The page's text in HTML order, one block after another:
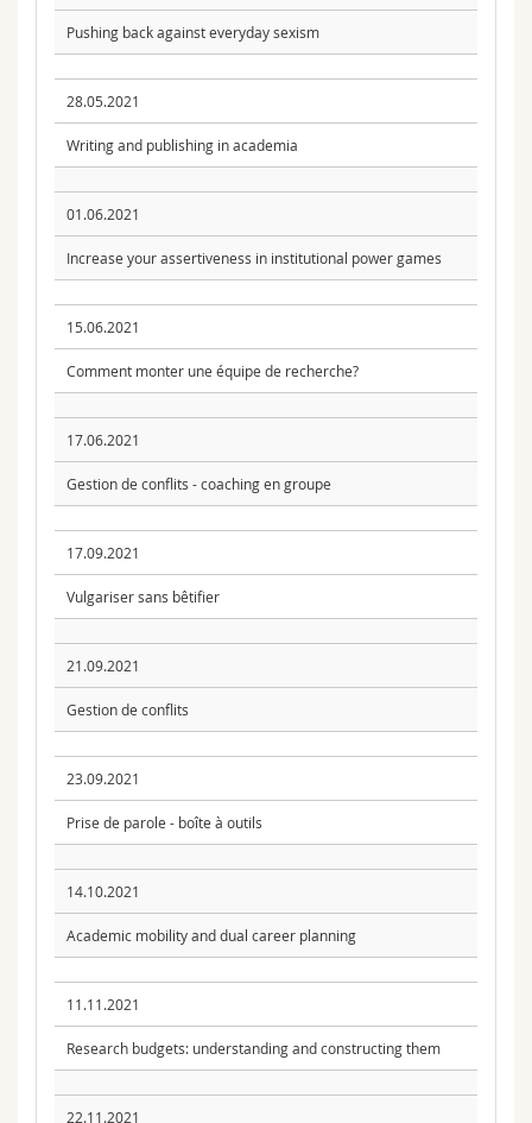
Pushing back against everyday sexism
28.05.2021
Writing and publishing in academia
01.06.2021
Increase your assertiveness in institutional power games
15.06.2021
Comment monter une équipe de recherche?
17.06.2021
Gestion de conflits - coaching en groupe
17.09.2021
Vulgariser sans bêtifier
21.09.2021
Gestion de conflits
23.09.2021
Prise de parole - boîte à outils
14.10.2021
Academic mobility and dual career planning
11.11.2021
Research budgets: understanding and constructing them
22.11.2021